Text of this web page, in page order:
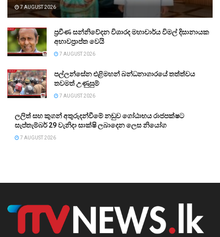
7 AUGUST 2026
ප්‍රවීණ සන්නිවේදන විශාරද මහාචාර්ය විමල් දිසානායක
අභාවප්‍රාප්ත වෙයි
7 AUGUST 2026
පල්ලන්සේන එළිමහන් බන්ධනාගාරයේ තත්ත්වය
තවමත් උණුසුම්
7 AUGUST 2026
ලලිත් සහ කුගන් අතුරුදන්වීමේ නඩුව ගෝඨාභය රාජපක්ෂට
සැප්තැම්බර් 29 වැනිදා සාක්ෂි ලබාදෙන ලෙස නියෝග
7 AUGUST 2026